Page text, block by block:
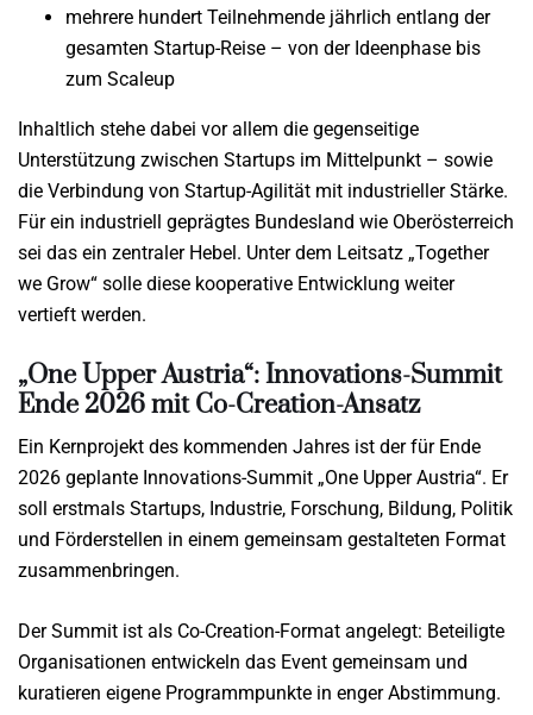
mehrere hundert Teilnehmende jährlich entlang der
gesamten Startup-Reise – von der Ideenphase bis
zum Scaleup
Inhaltlich stehe dabei vor allem die gegenseitige
Unterstützung zwischen Startups im Mittelpunkt – sowie
die Verbindung von Startup-Agilität mit industrieller Stärke.
Für ein industriell geprägtes Bundesland wie Oberösterreich
sei das ein zentraler Hebel. Unter dem Leitsatz „Together
we Grow“ solle diese kooperative Entwicklung weiter
vertieft werden.
„One Upper Austria“: Innovations-Summit
Ende 2026 mit Co-Creation-Ansatz
Ein Kernprojekt des kommenden Jahres ist der für Ende
2026 geplante Innovations-Summit „One Upper Austria“. Er
soll erstmals Startups, Industrie, Forschung, Bildung, Politik
und Förderstellen in einem gemeinsam gestalteten Format
zusammenbringen.
Der Summit ist als Co-Creation-Format angelegt: Beteiligte
Organisationen entwickeln das Event gemeinsam und
kuratieren eigene Programmpunkte in enger Abstimmung.